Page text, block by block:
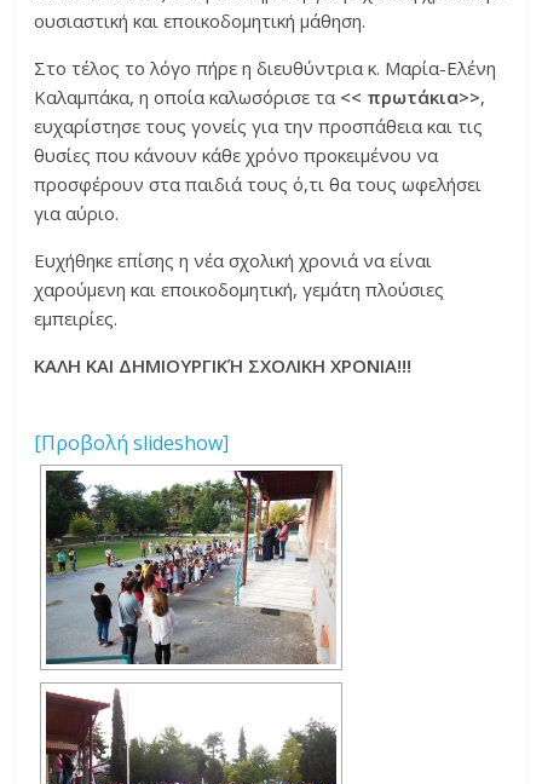
ουσιαστική και εποικοδομητική μάθηση.
Στο τέλος το λόγο πήρε η διευθύντρια κ. Μαρία-Ελένη
Καλαμπάκα, η οποία καλωσόρισε τα << πρωτάκια>>,
ευχαρίστησε τους γονείς για την προσπάθεια και τις
θυσίες που κάνουν κάθε χρόνο προκειμένου να
προσφέρουν στα παιδιά τους ό,τι θα τους ωφελήσει
για αύριο.
Ευχήθηκε επίσης η νέα σχολική χρονιά να είναι
χαρούμενη και εποικοδομητική, γεμάτη πλούσιες
εμπειρίες.
ΚΑΛΗ ΚΑΙ ΔΗΜΙΟΥΡΓΙΚΉ ΣΧΟΛΙΚΗ ΧΡΟΝΙΑ!!!
[Προβολή slideshow]